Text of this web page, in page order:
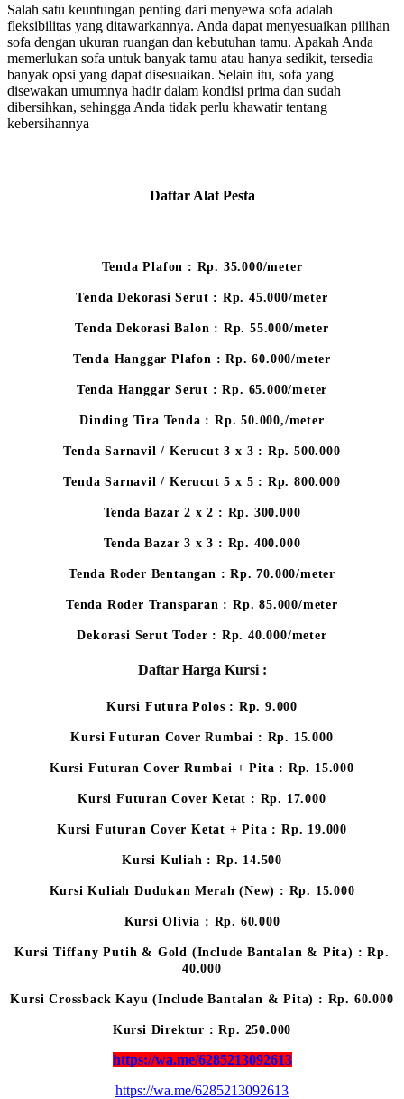
Salah satu keuntungan penting dari menyewa sofa adalah
fleksibilitas yang ditawarkannya. Anda dapat menyesuaikan pilihan
sofa dengan ukuran ruangan dan kebutuhan tamu. Apakah Anda
memerlukan sofa untuk banyak tamu atau hanya sedikit, tersedia
banyak opsi yang dapat disesuaikan. Selain itu, sofa yang
disewakan umumnya hadir dalam kondisi prima dan sudah
dibersihkan, sehingga Anda tidak perlu khawatir tentang
kebersihannya
Daftar Alat Pesta
Tenda Plafon : Rp. 35.000/meter
Tenda Dekorasi Serut : Rp. 45.000/meter
Tenda Dekorasi Balon : Rp. 55.000/meter
Tenda Hanggar Plafon : Rp. 60.000/meter
Tenda Hanggar Serut : Rp. 65.000/meter
Dinding Tira Tenda : Rp. 50.000,/meter
Tenda Sarnavil / Kerucut 3 x 3 : Rp. 500.000
Tenda Sarnavil / Kerucut 5 x 5 : Rp. 800.000
Tenda Bazar 2 x 2 : Rp. 300.000
Tenda Bazar 3 x 3 : Rp. 400.000
Tenda Roder Bentangan : Rp. 70.000/meter
Tenda Roder Transparan : Rp. 85.000/meter
Dekorasi Serut Toder : Rp. 40.000/meter
Daftar Harga Kursi :
Kursi Futura Polos : Rp. 9.000
Kursi Futuran Cover Rumbai : Rp. 15.000
Kursi Futuran Cover Rumbai + Pita : Rp. 15.000
Kursi Futuran Cover Ketat : Rp. 17.000
Kursi Futuran Cover Ketat + Pita : Rp. 19.000
Kursi Kuliah : Rp. 14.500
Kursi Kuliah Dudukan Merah (New) : Rp. 15.000
Kursi Olivia : Rp. 60.000
Kursi Tiffany Putih & Gold (Include Bantalan & Pita) : Rp.
40.000
Kursi Crossback Kayu (Include Bantalan & Pita) : Rp. 60.000
Kursi Direktur : Rp. 250.000
https://wa.me/6285213092613
https://wa.me/6285213092613